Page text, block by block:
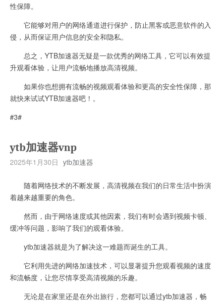
性保障。
它能够对用户的网络通道进行保护，防止黑客或恶意软件的入
侵，从而保证用户信息的安全和隐私。
总之，YTB加速器无疑是一款优秀的网络工具，它可以有效提
升观看体验，让用户流畅地播放高清视频。
如果你也想拥有流畅的视频观看体验和更高的安全性保障，那
就快来试试YTB加速器吧！。
#3#
ytb加速器vnp
2025年1月30日 ytb加速器
随着网络技术的不断发展，高清视频在我们的日常生活中扮演
着越来越重要的角色。
然而，由于网络速度或其他因素，我们有时会遇到视频卡顿、
缓冲等问题，影响了我们的观看体验。
ytb加速器就是为了解决这一难题而诞生的工具。
它利用先进的网络加速技术，可以显著提升您观看视频的速度
和流畅度，让您尽情享受高清视频的乐趣。
无论是在家里还是在外出旅行，您都可以通过ytb加速器，畅